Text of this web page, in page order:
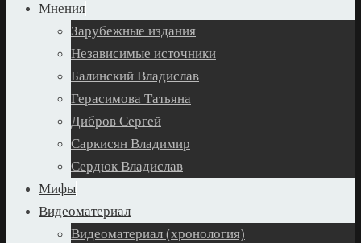
Мнения
Зарубежные издания
Независимые источники
Балинский Владислав
Герасимова Татьяна
Дибров Сергей
Саркисян Владимир
Сердюк Владислав
Мифы
Видеоматериал
Видеоматериал (хронология)